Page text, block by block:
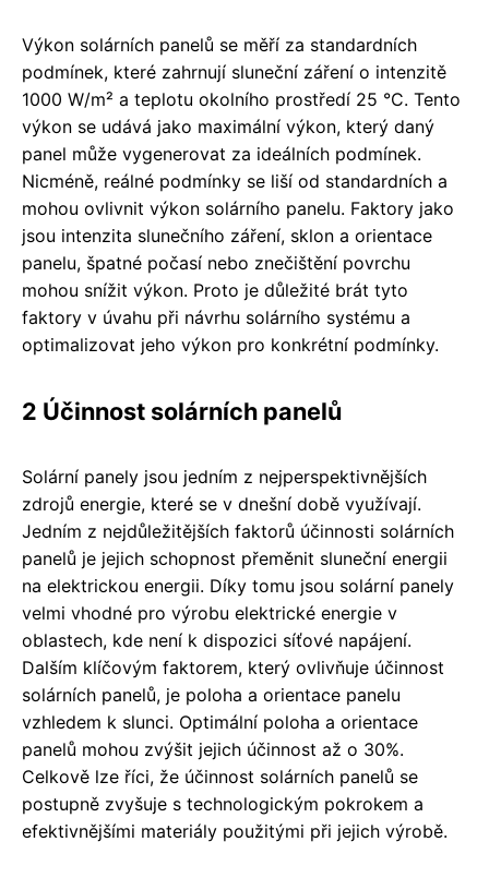
Výkon solárních panelů se měří za standardních
podmínek, které zahrnují sluneční záření o intenzitě
1000 W/m² a teplotu okolního prostředí 25 °C. Tento
výkon se udává jako maximální výkon, který daný
panel může vygenerovat za ideálních podmínek.
Nicméně, reálné podmínky se liší od standardních a
mohou ovlivnit výkon solárního panelu. Faktory jako
jsou intenzita slunečního záření, sklon a orientace
panelu, špatné počasí nebo znečištění povrchu
mohou snížit výkon. Proto je důležité brát tyto
faktory v úvahu při návrhu solárního systému a
optimalizovat jeho výkon pro konkrétní podmínky.
2 Účinnost solárních panelů
Solární panely jsou jedním z nejperspektivnějších
zdrojů energie, které se v dnešní době využívají.
Jedním z nejdůležitějších faktorů účinnosti solárních
panelů je jejich schopnost přeměnit sluneční energii
na elektrickou energii. Díky tomu jsou solární panely
velmi vhodné pro výrobu elektrické energie v
oblastech, kde není k dispozici síťové napájení.
Dalším klíčovým faktorem, který ovlivňuje účinnost
solárních panelů, je poloha a orientace panelu
vzhledem k slunci. Optimální poloha a orientace
panelů mohou zvýšit jejich účinnost až o 30%.
Celkově lze říci, že účinnost solárních panelů se
postupně zvyšuje s technologickým pokrokem a
efektivnějšími materiály použitými při jejich výrobě.